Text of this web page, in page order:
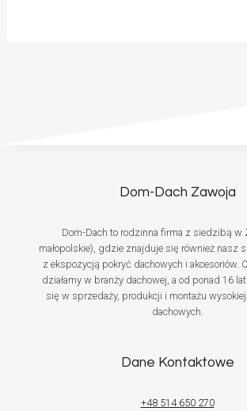
Dom-Dach Zawoja
Dom-Dach to rodzinna firma z siedzibą w
małopolskie), gdzie znajduje się również nasz
z ekspozycją pokryć dachowych i akcesoriów.
działamy w branży dachowej, a od ponad 16
się w sprzedaży, produkcji i montażu
dachowych.
Dane Kontaktowe
+48 514 650 270